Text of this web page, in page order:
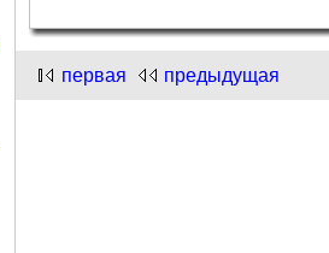
первая предыдущая